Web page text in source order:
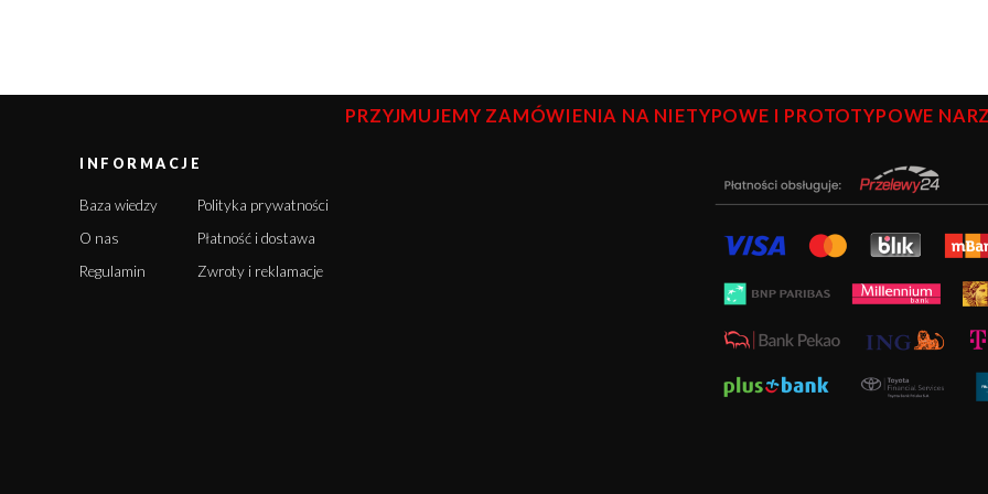
PRZYJMUJEMY ZAMÓWIENIA NA NIETYPOWE I PROTOTYPOWE
INFORMACJE
Baza wiedzy
O nas
Regulamin
Polityka prywatności
Płatność i dostawa
Zwroty i reklamacje